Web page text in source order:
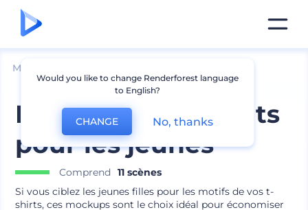
Mockups
Mockups de T-Shirts
pour les jeunes
Comprend
11 scènes
Si vous ciblez les jeunes filles pour les motifs de vos t-
shirts, ces mockups sont le choix idéal pour économiser
Would you like to change Renderforest language
to English?
CHANGE No, thanks